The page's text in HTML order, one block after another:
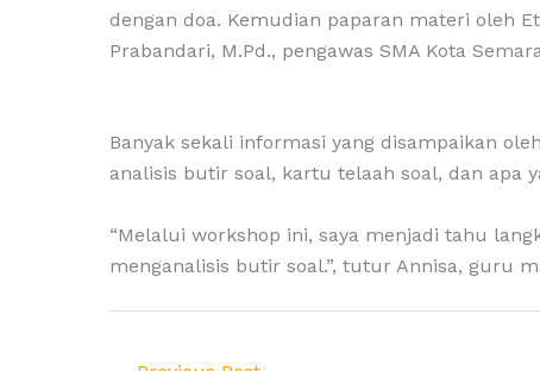
dengan doa. Kemudian paparan materi oleh
Prabandari, M.Pd., pengawas SMA Kota
Banyak sekali informasi yang disampaikan
analisis butir soal, kartu telaah soal, dan apa
“Melalui workshop ini, saya menjadi tahu
menganalisis butir soal.”, tutur Annisa, guru